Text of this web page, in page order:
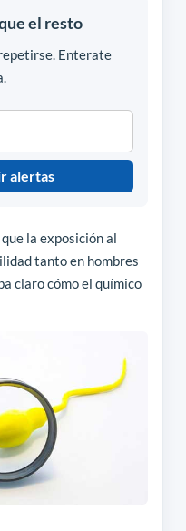
el resto
Enterate
alertas
la exposición al
tanto en hombres
claro cómo el químico